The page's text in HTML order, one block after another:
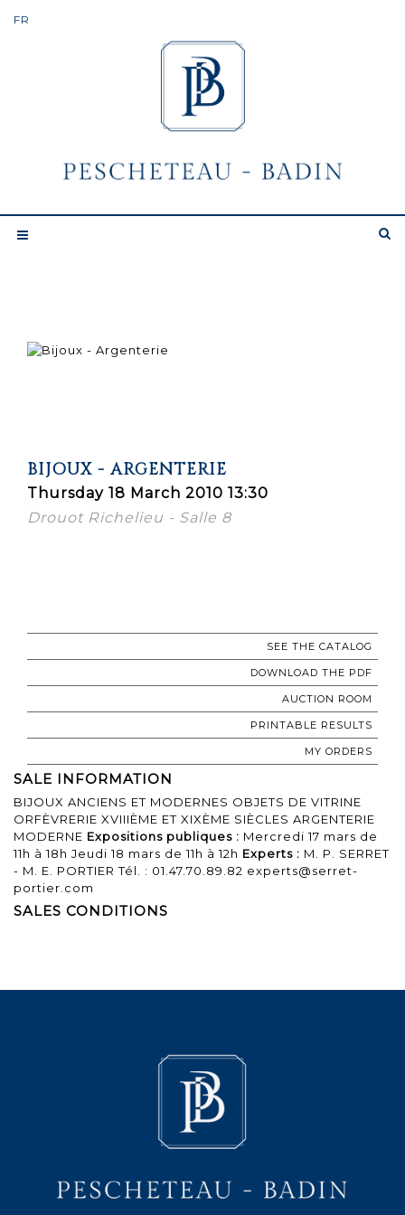
BIJOUX - ARGENTERIE
Thursday 18 March 2010 13:30
Drouot Richelieu - Salle 8
SEE THE CATALOG
DOWNLOAD THE PDF
AUCTION ROOM
PRINTABLE RESULTS
MY ORDERS
SALE INFORMATION
BIJOUX ANCIENS ET MODERNES OBJETS DE VITRINE
ORFÈVRERIE XVIIIÈME ET XIXÈME SIÈCLES ARGENTERIE
MODERNE Expositions publiques : Mercredi 17 mars de
11h à 18h Jeudi 18 mars de 11h à 12h Experts : M. P. SERRET
- M. E. PORTIER Tél. : 01.47.70.89.82 experts@serret-
portier.com
SALES CONDITIONS